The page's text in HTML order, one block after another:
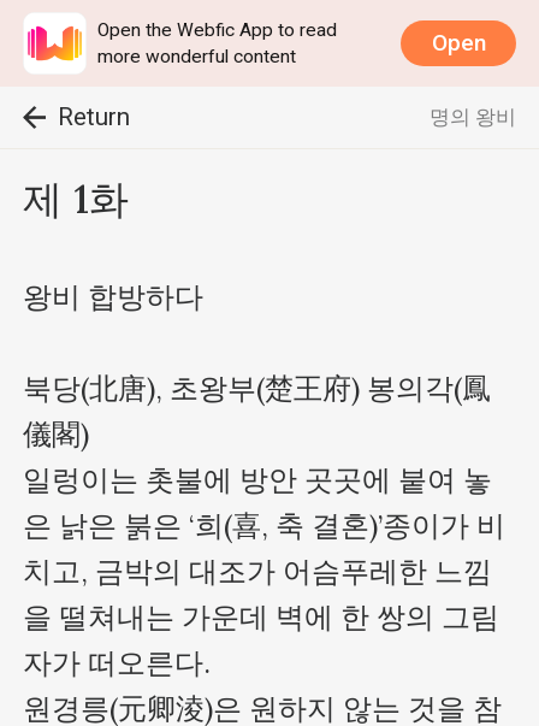
Open the Webfic App to read
more wonderful content
Open
Return 명의 왕비
제 1화
왕비 합방하다
북당(北唐), 초왕부(楚王府) 봉의각(鳳
儀閣)
일렁이는 촛불에 방안 곳곳에 붙여 놓
은 낡은 붉은 ‘희(喜, 축 결혼)’종이가 비
치고, 금박의 대조가 어슴푸레한 느낌
을 떨쳐내는 가운데 벽에 한 쌍의 그림
자가 떠오른다.
원경릉(元卿淩)은 원하지 않는 것을 참